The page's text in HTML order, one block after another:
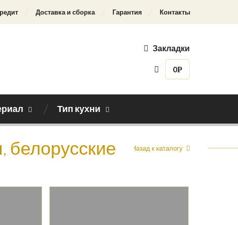
Доставка и сборка Гарантия Контакты
Закладки
0Р
Тип кухни
белорусские Назад к каталогу